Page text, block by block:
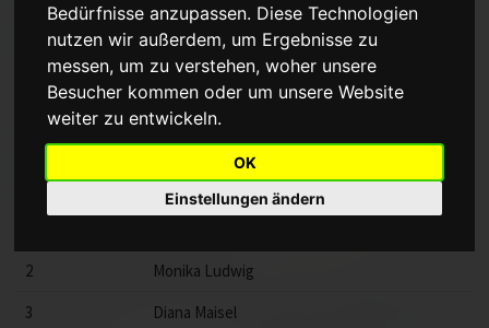
Bedürfnisse anzupassen. Diese Technologien
nutzen wir außerdem, um Ergebnisse zu
messen, um zu verstehen, woher unsere
Besucher kommen oder um unsere Website
weiter zu entwickeln.
OK
Einstellungen ändern
Mannschaft Saison
Aufstellung
Vorrunde Rückrunde
Punkt
Name
2
Monika Ludwig
3
Diana Maisel